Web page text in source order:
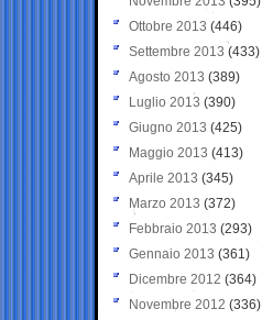
Ottobre 2013 (446)
Settembre 2013 (433)
Agosto 2013 (389)
Luglio 2013 (390)
Giugno 2013 (425)
Maggio 2013 (413)
Aprile 2013 (345)
Marzo 2013 (372)
Febbraio 2013 (293)
Gennaio 2013 (361)
Dicembre 2012 (364)
Novembre 2012 (336)